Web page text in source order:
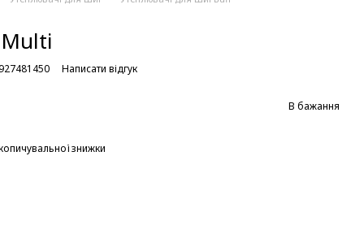
Написати відгук
В бажання
знижки